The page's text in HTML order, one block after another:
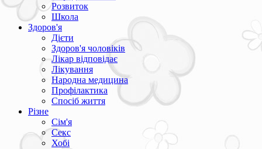
Розвиток
Школа
Здоров'я
Дієти
Здоров'я чоловіків
Лікар відповідає
Лікування
Народна медицина
Профілактика
Спосіб життя
Різне
Сім'я
Секс
Хобі